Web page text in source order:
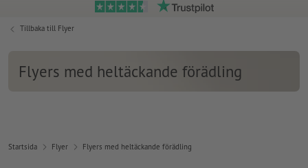
Tillbaka till Flyer
Flyers med heltäckande förädling
Startsida Flyer Flyers med heltäckande förädling